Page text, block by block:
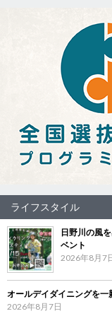
ライフスタイル
日野川の風
ベント
2026年8月7
オールデイダイニングを
2026年8月7日